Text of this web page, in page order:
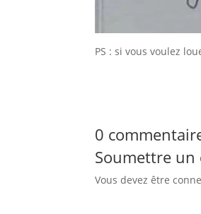
PS : si vous voulez
0
Soumettre
Vous devez être